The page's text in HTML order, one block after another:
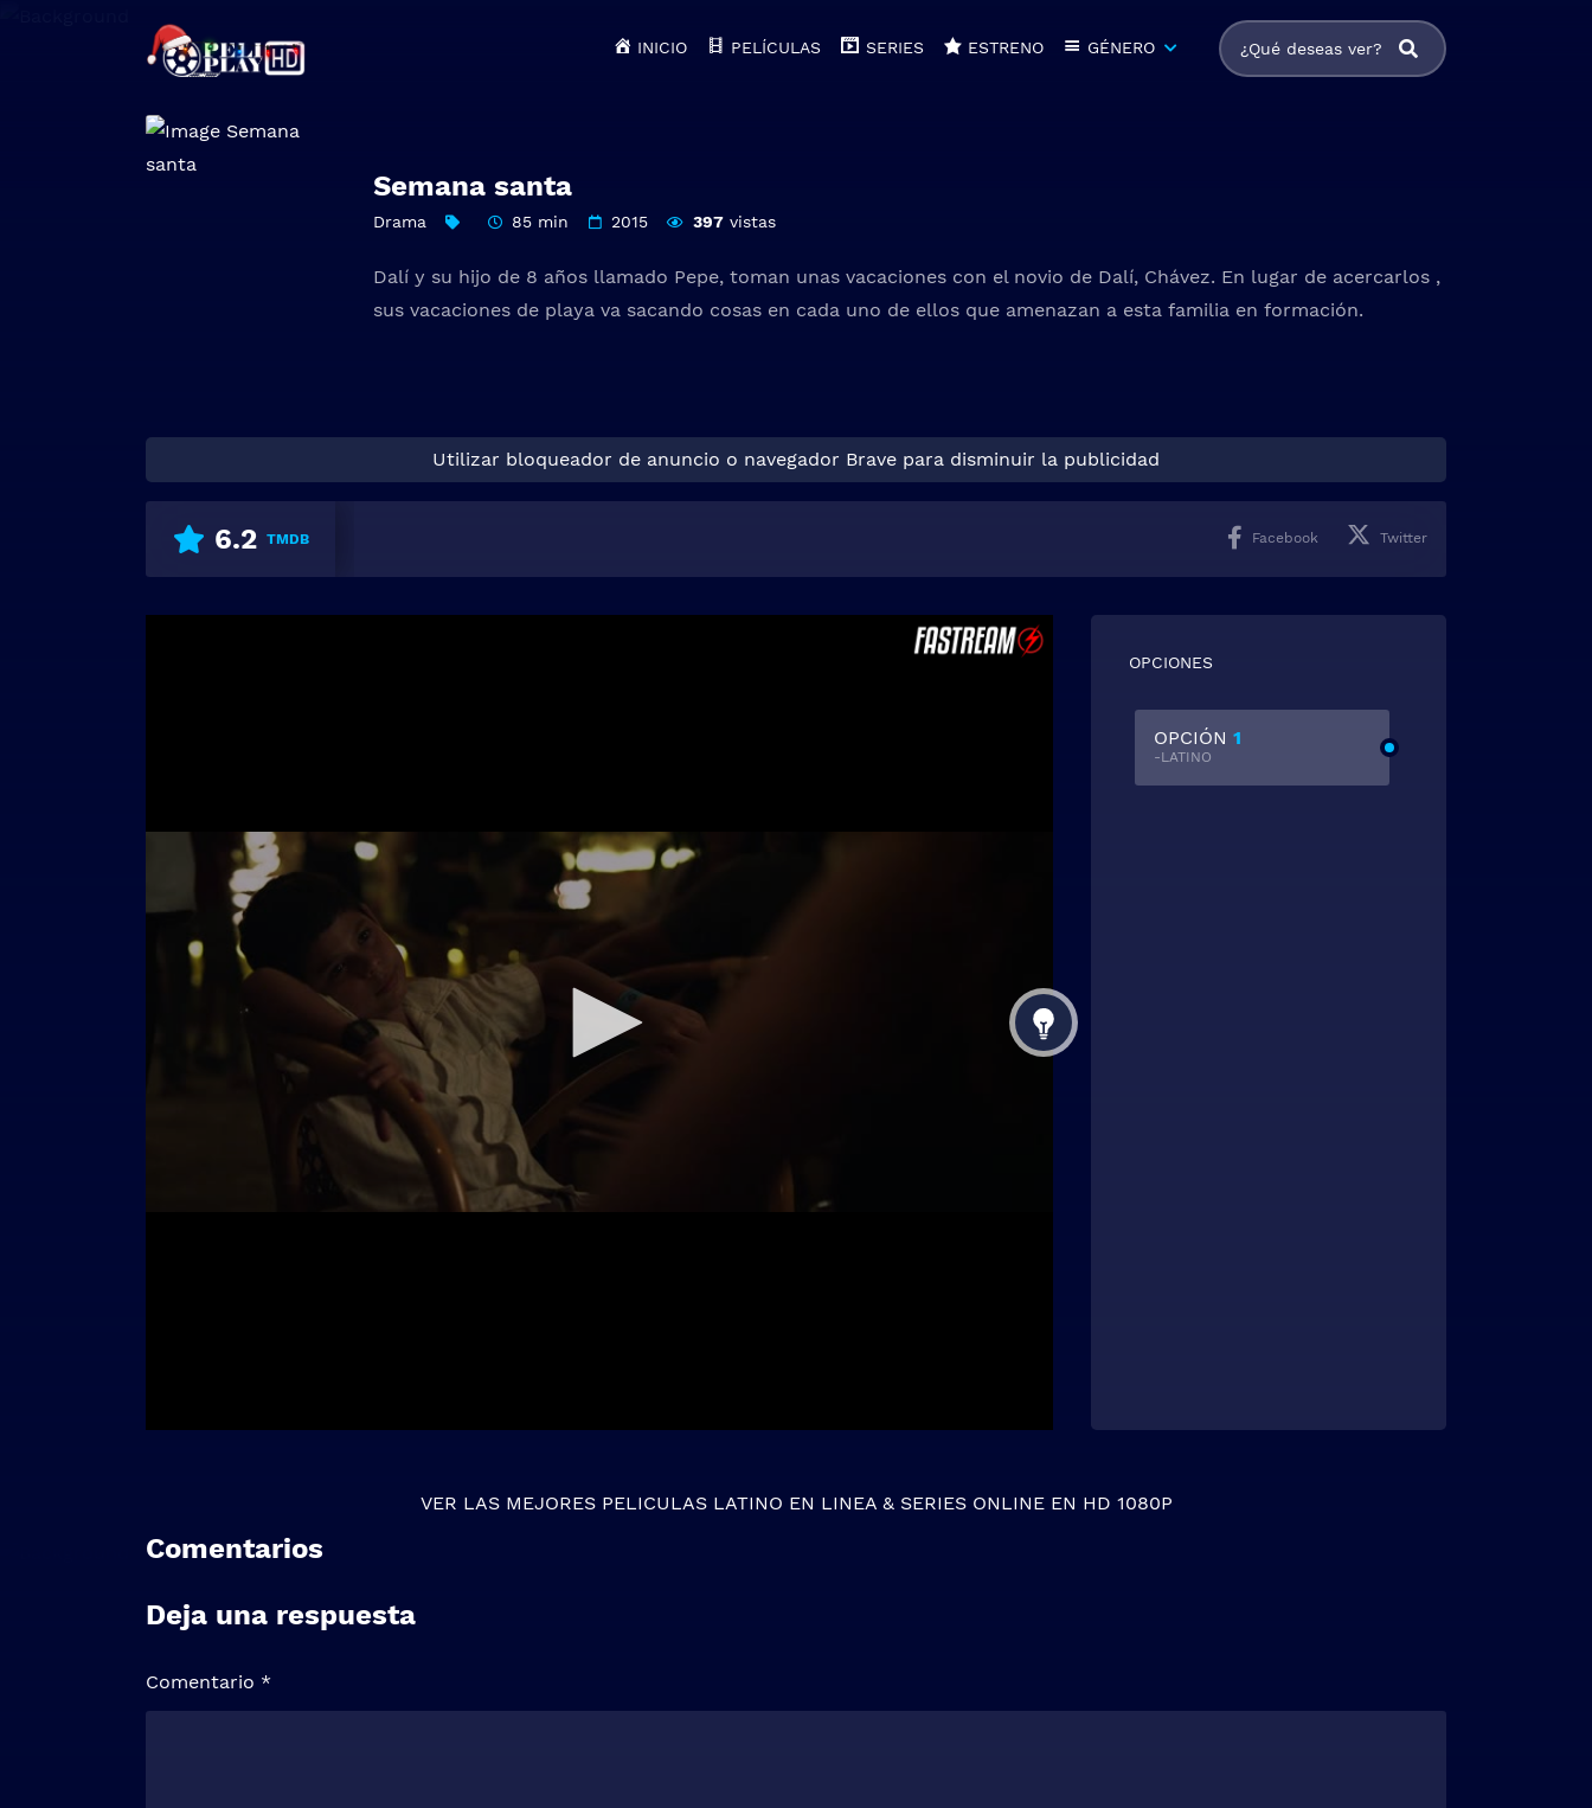
INICIO PELÍCULAS SERIES ESTRENO GÉNERO
Semana santa
Drama 85 min 2015 397vistas
Dalí y su hijo de 8 años llamado Pepe, toman unas vacaciones con el novio de Dalí, Chávez. En lugar de acercarlos ,
sus vacaciones de playa va sacando cosas en cada uno de ellos que amenazan a esta familia en formación.
Utilizar bloqueador de anuncio o navegador Brave para disminuir la publicidad
6.2 TMDB Facebook Twitter
OPCIONES
OPCIÓN 1
-LATINO
VER LAS MEJORES PELICULAS LATINO EN LINEA& SERIES ONLINEEN HD 1080P
Comentarios
Deja una respuesta
Comentario *